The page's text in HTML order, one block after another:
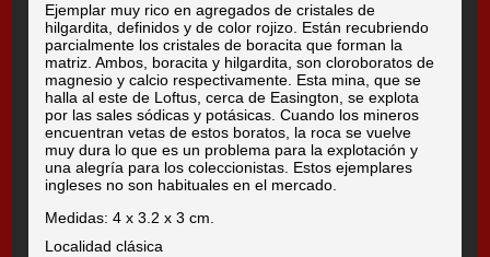
Ejemplar muy rico en agregados de cristales de
hilgardita, definidos y de color rojizo. Están recubriendo
parcialmente los cristales de boracita que forman la
matriz. Ambos, boracita y hilgardita, son cloroboratos de
magnesio y calcio respectivamente. Esta mina, que se
halla al este de Loftus, cerca de Easington, se explota
por las sales sódicas y potásicas. Cuando los mineros
encuentran vetas de estos boratos, la roca se vuelve
muy dura lo que es un problema para la explotación y
una alegría para los coleccionistas. Estos ejemplares
ingleses no son habituales en el mercado.
Medidas: 4 x 3.2 x 3 cm.
Localidad clásica